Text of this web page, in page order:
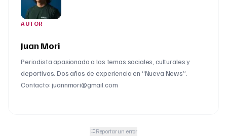
AUTOR
Juan Mori
Periodista apasionado a los temas sociales, culturales y
deportivos. Dos años de experiencia en “Nueva News”.
Contacto: juannmori@gmail.com
Reportar un error